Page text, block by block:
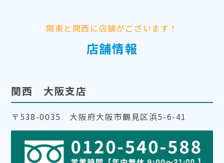
関東と関西に店舗がございます！
店舗情報
関西 大阪支店
〒538-0035 大阪府大阪市鶴見区浜5-6-41